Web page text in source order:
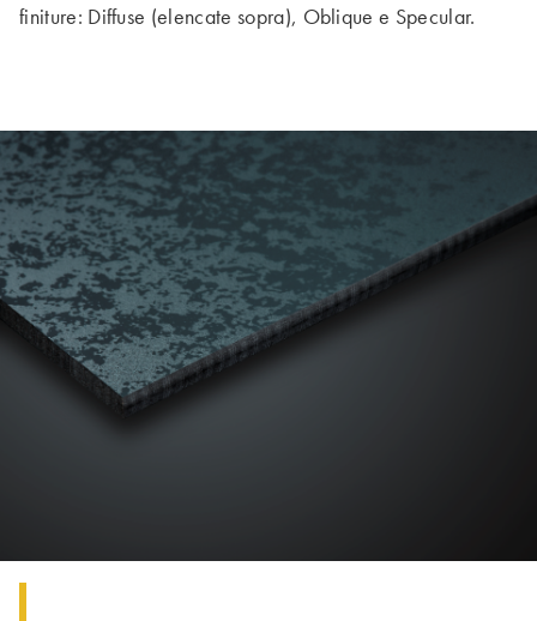
finiture: Diffuse (elencate sopra), Oblique e Specular.